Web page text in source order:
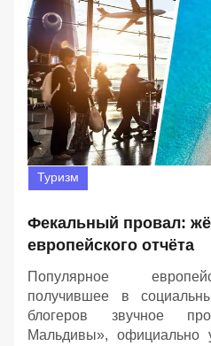
Туризм
Фекальный провал:
европейского отчёта
Популярное
получившее в
блогеров звучное
Мальдивы», официально